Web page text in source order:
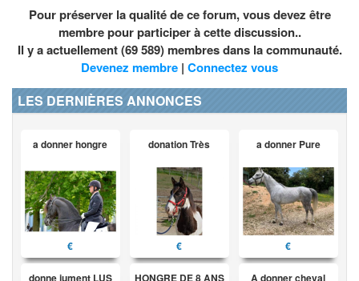
Pour préserver la qualité de ce forum, vous devez être
membre pour participer à cette discussion..
Il y a actuellement (69 589) membres dans la communauté.
Devenez membre | Connectez vous
LES DERNIÈRES ANNONCES
a donner hongre
€
donation Très
€
a donner Pure
€
donne jument LUS HONGRE DE 8 ANS A donner cheval